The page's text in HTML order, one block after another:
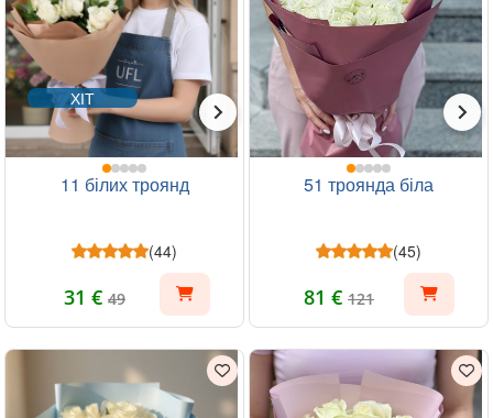
ХІТ
11 білих троянд
(44)
31 € 49
51 троянда біла
(45)
81 € 121